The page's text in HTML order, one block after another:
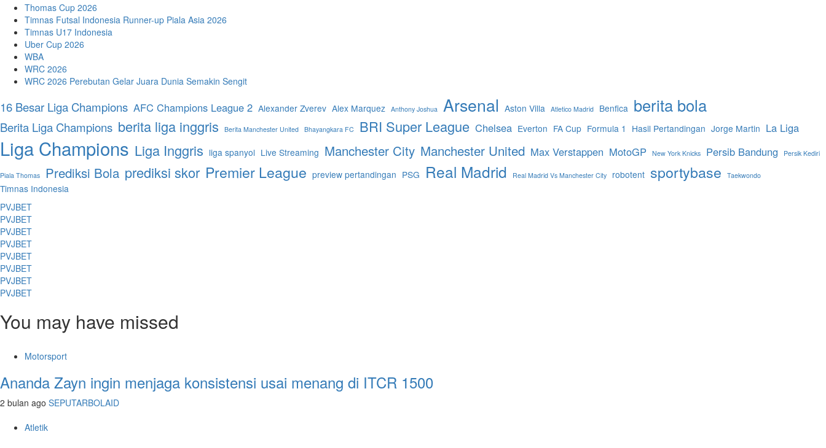
Thomas Cup 2026
Timnas Futsal Indonesia Runner-up Piala Asia 2026
Timnas U17 Indonesia
Uber Cup 2026
WBA
WRC 2026
WRC 2026 Perebutan Gelar Juara Dunia Semakin Sengit
16 Besar Liga Champions AFC Champions League 2 Alexander Zverev Alex Marquez Anthony Joshua Arsenal Aston Villa Atletico Madrid Benfica berita bola
Berita Liga Champions berita liga inggris Berita Manchester United Bhayangkara FC BRI Super League Chelsea Everton FA Cup Formula 1 Hasil Pertandingan Jorge Martin La Liga
Liga Champions Liga Inggris liga spanyol Live Streaming Manchester City Manchester United Max Verstappen MotoGP New York Knicks Persib Bandung Persik Kediri
Piala Thomas Prediksi Bola prediksi skor Premier League preview pertandingan PSG Real Madrid Real Madrid Vs Manchester City robotent sportybase Taekwondo
Timnas Indonesia
PVJBET
PVJBET
PVJBET
PVJBET
PVJBET
PVJBET
PVJBET
PVJBET
You may have missed
Motorsport
Ananda Zayn ingin menjaga konsistensi usai menang di ITCR 1500
2 bulan ago SEPUTARBOLAID
Atletik